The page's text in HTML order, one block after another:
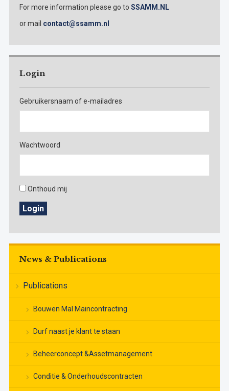
For more information please go to SSAMM.NL
or mail contact@ssamm.nl
Login
Gebruikersnaam of e-mailadres
Wachtwoord
Onthoud mij
Login
News & Publications
Publications
Bouwen Mal Maincontracting
Durf naast je klant te staan
Beheerconcept &Assetmanagement
Conditie & Onderhoudscontracten